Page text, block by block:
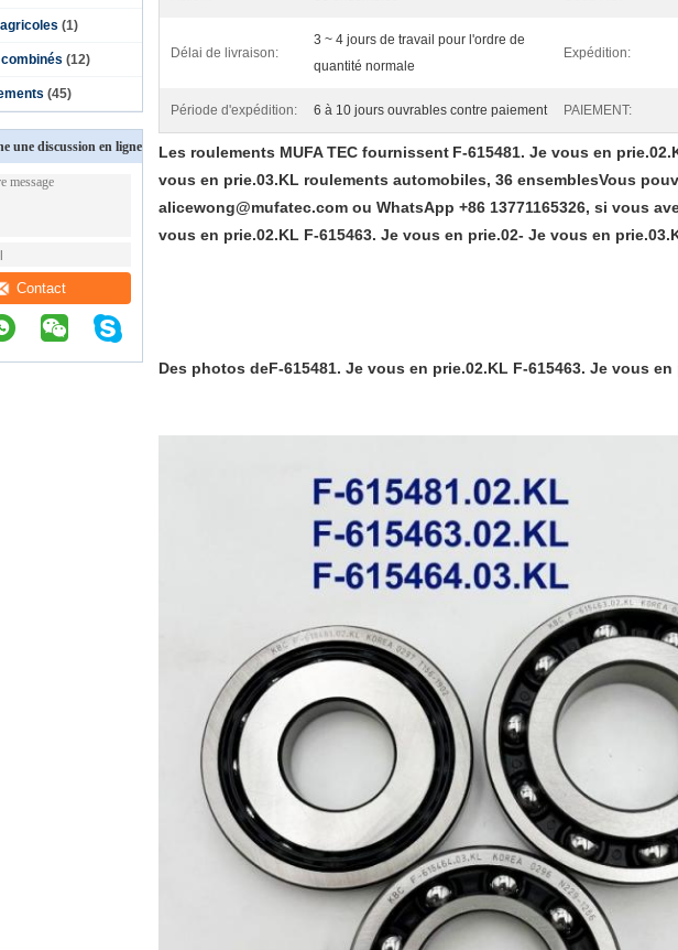
(1)
(12)
(45)
une discussion en ligne
Contact
Délai de livraison:
3 ~ 4 jours de travail pour l'ordre de
quantité normale
Expédition:
Période d'expédition: 6 à 10 jours ouvrables contre paiement PAIEMENT:
Les roulements MUFA TEC fournissent F-615481. Je vous en
vous en prie.03.KL roulements automobiles, 36 ensemblesVous
alicewong@mufatec.com ou WhatsApp +86 13771165326, si vous
vous en prie.02.KL F-615463. Je vous en prie.02- Je vous en
Des photos deF-615481. Je vous en prie.02.KL F-615463. Je vous